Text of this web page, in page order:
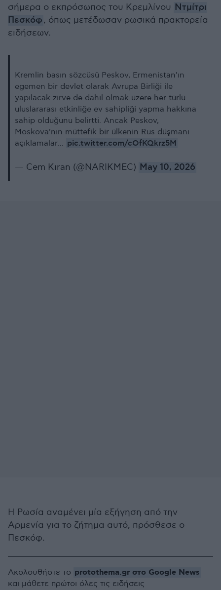
σήμερα ο εκπρόσωπος του Κρεμλίνου Ντμίτρι
Πεσκόφ, όπως μετέδωσαν ρωσικά πρακτορεία
ειδήσεων.
Kremlin basın sözcüsü Peskov, Ermenistan'ın
egemen bir devlet olarak Avrupa Birliği ile
yapılacak zirve de dahil olmak üzere her türlü
uluslararası etkinliğe ev sahipliği yapma hakkına
sahip olduğunu belirtti. Ancak Peskov,
Moskova'nın müttefik bir ülkenin Rus düşmanı
açıklamalar… pic.twitter.com/cOfKQkrz5M
— Cem Kıran (@NARIKMEC) May 10, 2026
Η Ρωσία αναμένει μία εξήγηση από την
Αρμενία για το ζήτημα αυτό, πρόσθεσε ο
Πεσκόφ.
Ακολουθήστε το protothema.gr στο Google News
και μάθετε πρώτοι όλες τις ειδήσεις